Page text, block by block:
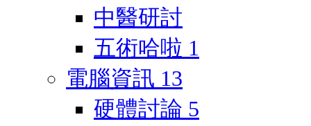
中醫研討
五術哈啦 1
電腦資訊 13
硬體討論 5